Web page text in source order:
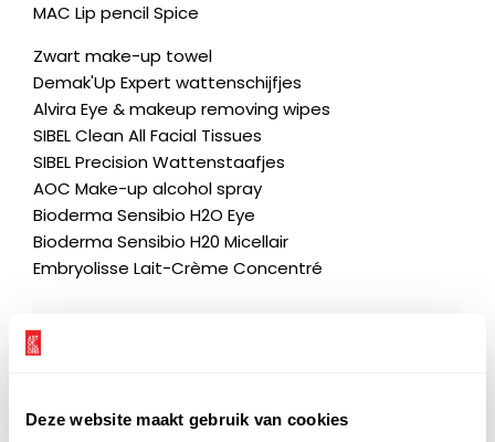
Deze website maakt gebruik van cookies
MAC Lip pencil Spice
Zwart make-up towel
Demak'Up Expert wattenschijfjes
Alvira Eye & makeup removing wipes
SIBEL Clean All Facial Tissues
SIBEL Precision Wattenstaafjes
AOC Make-up alcohol spray
Bioderma Sensibio H2O Eye
Bioderma Sensibio H20 Micellair
Embryolisse Lait-Crème Concentré